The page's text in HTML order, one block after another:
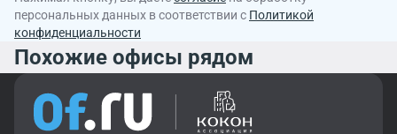
персональных данных в соответствии с Политикой
конфиденциальности
Похожие офисы рядом